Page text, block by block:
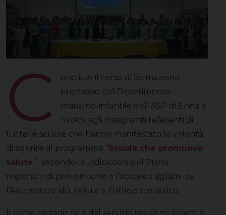
C
oncluso il corso di formazione
promosso dal Dipartimento
materno-infantile dell’ASP di Enna e
rivolto agli insegnanti referenti di
tutte le scuole che hanno manifestato la volontà
di aderire al programma “Scuola che promuove
salute ”, secondo le indicazioni del Piano
regionale di prevenzione e l’accordo siglato tra
l’Assessorato alla salute e l’Ufficio scolastico.
ll corso, organizzato dal servizio materno infantile